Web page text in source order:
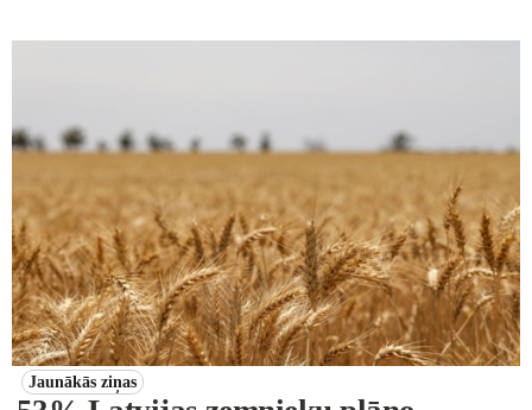
Jaunākās ziņas